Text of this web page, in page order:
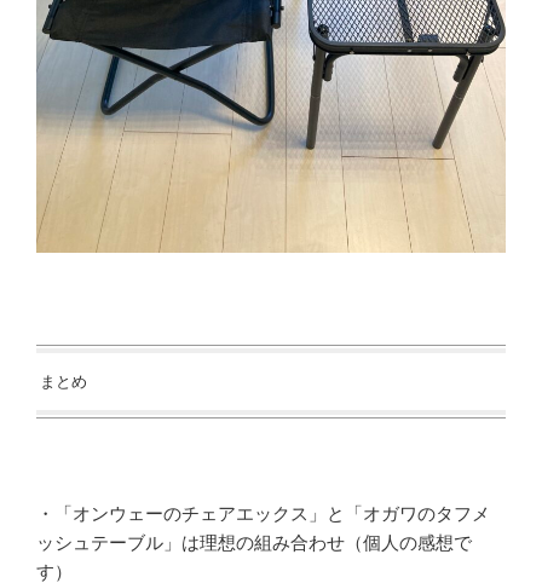
まとめ
・「オンウェーのチェアエックス」と「オガワのタフメ
ッシュテーブル」は理想の組み合わせ（個人の感想で
す）